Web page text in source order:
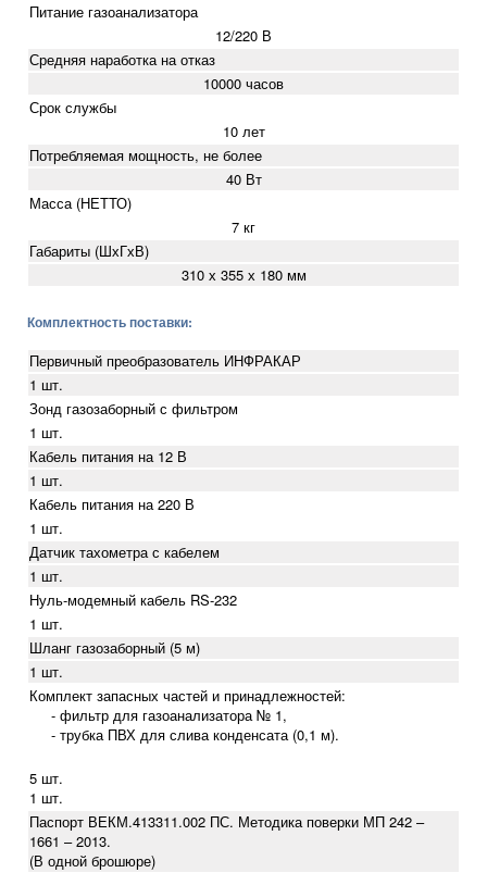
Питание газоанализатора
12/220 В
Средняя наработка на отказ
10000 часов
Срок службы
10 лет
Потребляемая мощность, не более
40 Вт
Масса (НЕТТО)
7 кг
Габариты (ШхГхВ)
310 х 355 х 180 мм
Комплектность поставки:
Первичный преобразователь ИНФРАКАР
1 шт.
Зонд газозаборный с фильтром
1 шт.
Кабель питания на 12 В
1 шт.
Кабель питания на 220 В
1 шт.
Датчик тахометра с кабелем
1 шт.
Нуль-модемный кабель RS-232
1 шт.
Шланг газозаборный (5 м)
1 шт.
Комплект запасных частей и принадлежностей:
- фильтр для газоанализатора № 1,
- трубка ПВХ для слива конденсата (0,1 м).
5 шт.
1 шт.
Паспорт ВЕКМ.413311.002 ПС. Методика поверки МП 242 –
1661 – 2013.
(В одной брошюре)